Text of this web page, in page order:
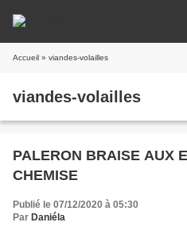
Accueil » viandes-volailles
viandes-volailles
PALERON BRAISE AUX
CHEMISE
Publié le 07/12/2020 à 05:30
Par Daniéla